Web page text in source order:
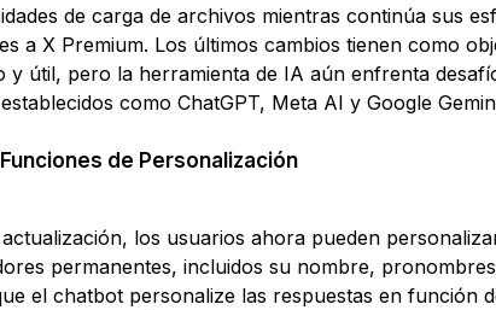
de carga de archivos mientras continúa sus
a X Premium. Los últimos cambios tienen como
y útil, pero la herramienta de IA aún enfrenta
como ChatGPT, Meta AI y Google
de Personalización
los usuarios ahora pueden
permanentes, incluidos su nombre,
el chatbot personalize las respuestas en función